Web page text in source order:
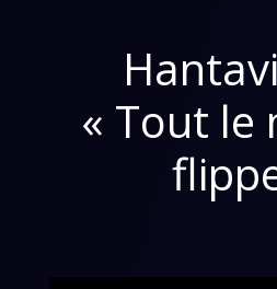
« Tout le